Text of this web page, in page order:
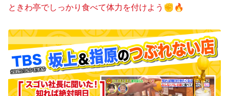
ときわ亭でしっかり食べて体力を付けよう✊🔥